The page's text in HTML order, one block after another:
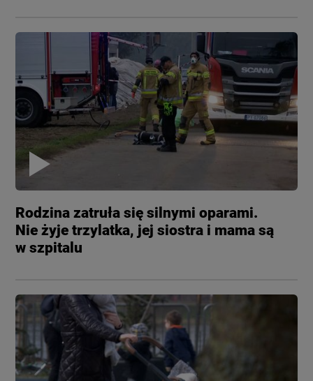
Rodzina zatruła się silnymi oparami.
Nie żyje trzylatka, jej siostra i mama są
w szpitalu